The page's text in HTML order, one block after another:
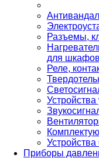
Разъемы,
для шкафов
Реле,
Устройства
Приборы